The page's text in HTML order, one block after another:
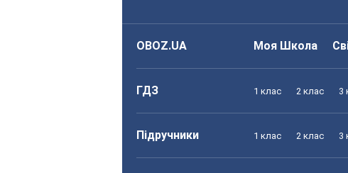
OBOZ.UA Моя Школа
ГДЗ 1 клас 2 клас 3
Підручники 1 клас 2 клас 3